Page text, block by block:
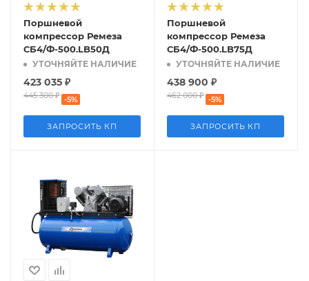
Поршневой
компрессор Ремеза
СБ4/Ф-500.LB50Д
УТОЧНЯЙТЕ НАЛИЧИЕ
423 035 ₽
445 300₽ -5%
ЗАПРОСИТЬ КП
Поршневой
компрессор Ремеза
СБ4/Ф-500.LB75Д
УТОЧНЯЙТЕ НАЛИЧИЕ
438 900 ₽
462 000₽ -5%
ЗАПРОСИТЬ КП